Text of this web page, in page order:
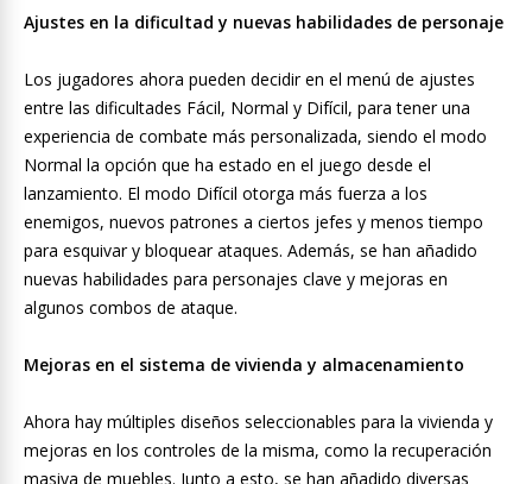
Ajustes en la dificultad y nuevas habilidades de personaje
Los jugadores ahora pueden decidir en el menú de ajustes
entre las dificultades Fácil, Normal y Difícil, para tener una
experiencia de combate más personalizada, siendo el modo
Normal la opción que ha estado en el juego desde el
lanzamiento. El modo Difícil otorga más fuerza a los
enemigos, nuevos patrones a ciertos jefes y menos tiempo
para esquivar y bloquear ataques. Además, se han añadido
nuevas habilidades para personajes clave y mejoras en
algunos combos de ataque.
Mejoras en el sistema de vivienda y almacenamiento
Ahora hay múltiples diseños seleccionables para la vivienda y
mejoras en los controles de la misma, como la recuperación
masiva de muebles. Junto a esto, se han añadido diversas